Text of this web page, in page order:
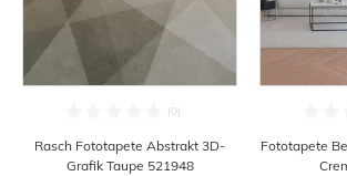
Rasch Fototapete Abstrakt 3D-
Grafik Taupe 521948
Fototapete